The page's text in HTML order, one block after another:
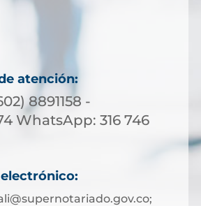
atención:
8891158 -
WhatsApp: 316 746